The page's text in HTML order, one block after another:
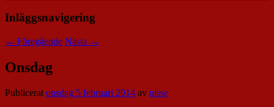
Inläggsnavigering
← Föregående Nästa →
Onsdag
Publiceratonsdag 5 februari 2014 av nisse